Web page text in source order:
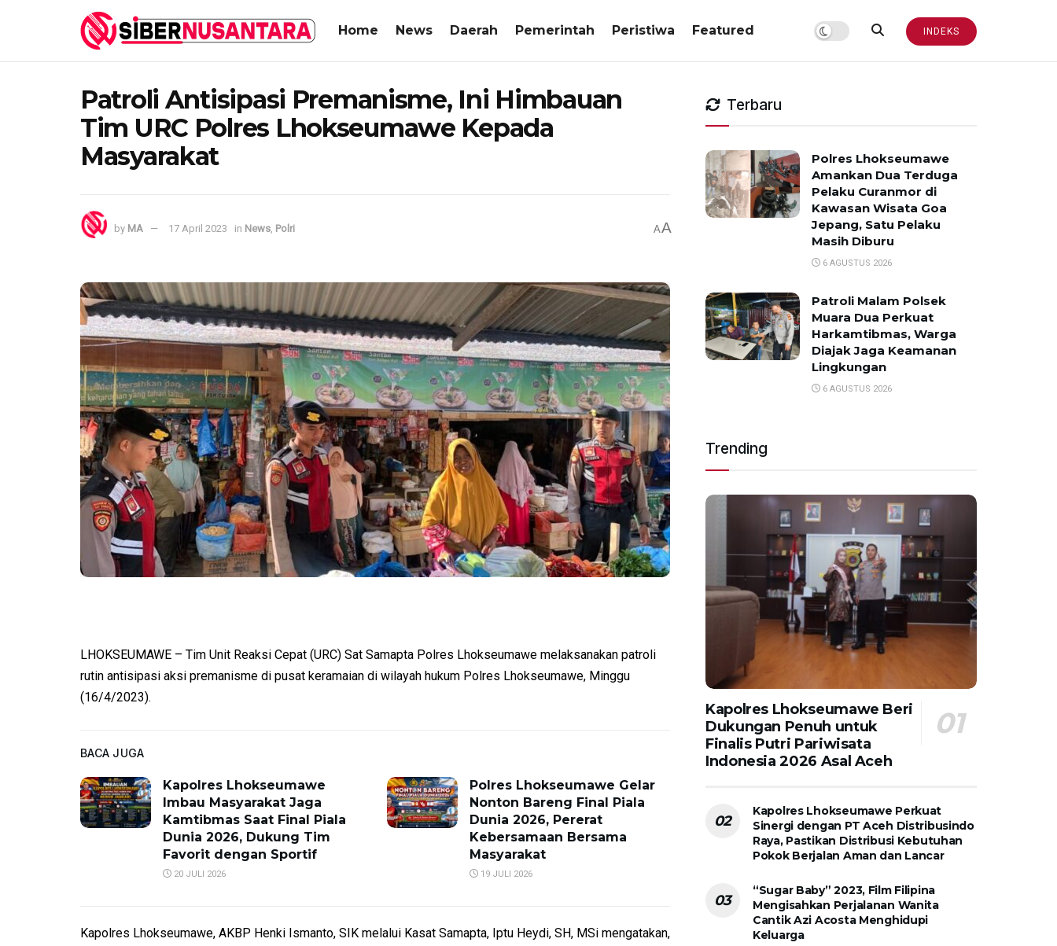
Home News Daerah Pemerintah Peristiwa Featured INDEKS
Patroli Antisipasi Premanisme, Ini Himbauan
Tim URC Polres Lhokseumawe Kepada
Masyarakat
by MA 17 April 2023 in News Polri AA
LHOKSEUMAWE – Tim Unit Reaksi Cepat (URC) Sat Samapta Polres Lhokseumawe melaksanakan patroli
rutin antisipasi aksi premanisme di pusat keramaian di wilayah hukum Polres Lhokseumawe, Minggu
(16/4/2023).
BACA JUGA
Kapolres Lhokseumawe
Imbau Masyarakat Jaga
Kamtibmas Saat Final Piala
Dunia 2026, Dukung Tim
Favorit dengan Sportif
20 JULI 2026
Polres Lhokseumawe Gelar
Nonton Bareng Final Piala
Dunia 2026, Pererat
Kebersamaan Bersama
Masyarakat
19 JULI 2026
Kapolres Lhokseumawe, AKBP Henki Ismanto, SIK melalui Kasat Samapta, Iptu Heydi, SH, MSi mengatakan,
Terbaru
Polres Lhokseumawe
Amankan Dua Terduga
Pelaku Curanmor di
Kawasan Wisata Goa
Jepang, Satu Pelaku
Masih Diburu
6 AGUSTUS 2026
Patroli Malam Polsek
Muara Dua Perkuat
Harkamtibmas, Warga
Diajak Jaga Keamanan
Lingkungan
6 AGUSTUS 2026
Trending
Kapolres Lhokseumawe Beri
Dukungan Penuh untuk
Finalis Putri Pariwisata
Indonesia 2026 Asal Aceh
Kapolres Lhokseumawe Perkuat
Sinergi dengan PT Aceh Distribusindo
Raya, Pastikan Distribusi Kebutuhan
Pokok Berjalan Aman dan Lancar
“Sugar Baby” 2023, Film Filipina
Mengisahkan Perjalanan Wanita
Cantik Azi Acosta Menghidupi
Keluarga